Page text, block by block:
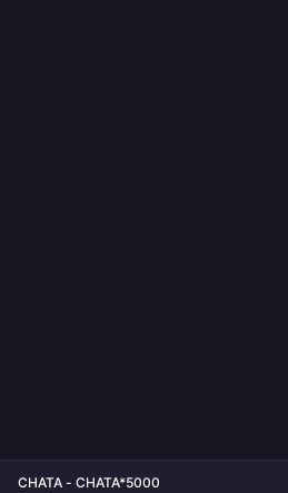
CHATA - CHATA*5000